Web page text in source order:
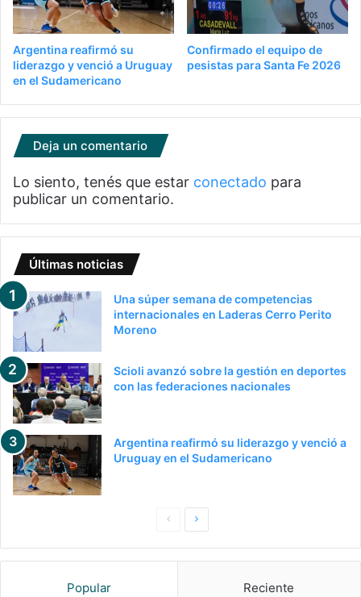
Argentina reafirmó su
liderazgo y venció a Uruguay
en el Sudamericano
Confirmado el equipo de
pesistas para Santa Fe 2026
Deja un comentario
Lo siento, tenés que estar conectado para
publicar un comentario.
Últimas noticias
Una súper semana de competencias
internacionales en Laderas Cerro Perito
Moreno
Scioli avanzó sobre la gestión en deportes
con las federaciones nacionales
Argentina reafirmó su liderazgo y venció a
Uruguay en el Sudamericano
PaginaSiguiente
Popular Reciente